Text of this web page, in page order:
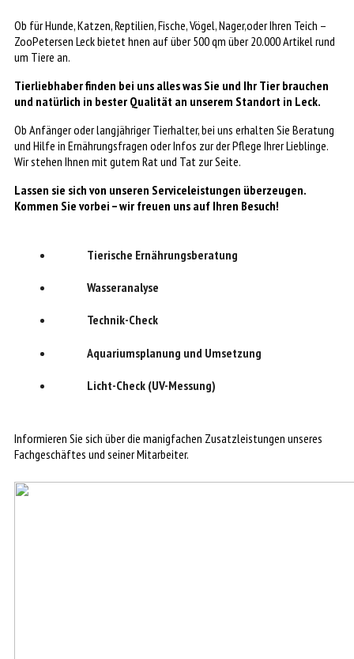
Ob für Hunde, Katzen, Reptilien, Fische, Vögel, Nager,oder Ihren Teich –
ZooPetersen Leck bietet hnen auf über 500 qm über 20.000 Artikel rund
um Tiere an.
Tierliebhaber finden bei uns alles was Sie und Ihr Tier brauchen
und natürlich in bester Qualität an unserem Standort in Leck.
Ob Anfänger oder langjähriger Tierhalter, bei uns erhalten Sie Beratung
und Hilfe in Ernährungsfragen oder Infos zur der Pflege Ihrer Lieblinge.
Wir stehen Ihnen mit gutem Rat und Tat zur Seite.
Lassen sie sich von unseren Serviceleistungen überzeugen.
Kommen Sie vorbei – wir freuen uns auf Ihren Besuch!
Tierische Ernährungsberatung
Wasseranalyse
Technik-Check
Aquariumsplanung und Umsetzung
Licht-Check (UV-Messung)
Informieren Sie sich über die manigfachen Zusatzleistungen unseres
Fachgeschäftes und seiner Mitarbeiter.